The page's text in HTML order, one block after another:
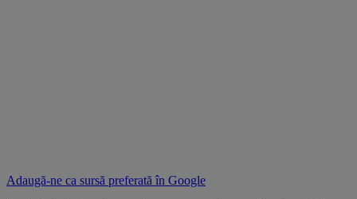
Adaugă-ne ca sursă preferată în Google